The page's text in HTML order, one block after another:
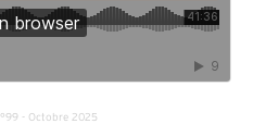
- Octobre 2025